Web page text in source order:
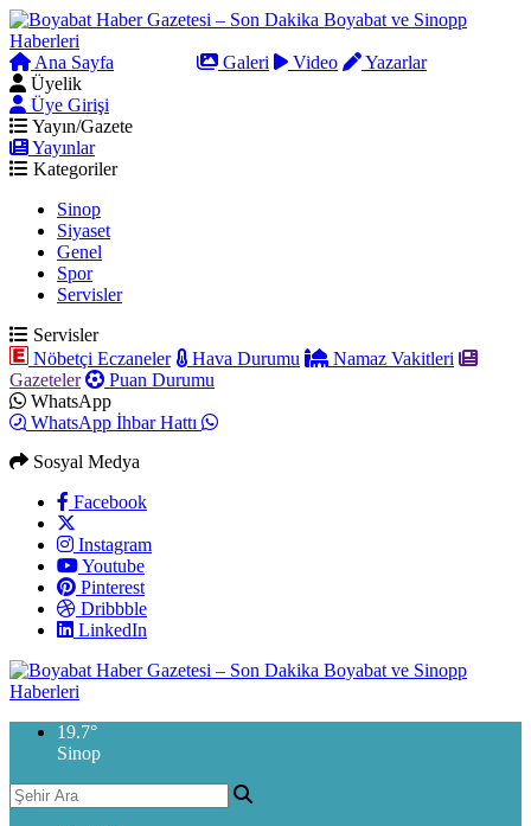
Ana Sayfa Galeri Video
Yazarlar
Üyelik
Üye Girişi
Yayın/Gazete
Yayınlar
Kategoriler
Sinop
Siyaset
Genel
Spor
Servisler
Servisler
Nöbetçi Eczaneler
Hava Durumu
Namaz Vakitleri
Gazeteler
Puan Durumu
WhatsApp
WhatsApp İhbar Hattı
Sosyal Medya
Facebook
Instagram
Youtube
Pinterest
Dribbble
LinkedIn
19.7°
Sinop